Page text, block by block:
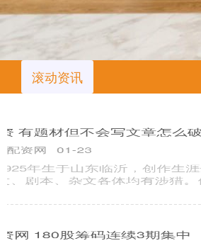
滚动资讯
盈为国际 江西坠塘案园长老公已被警
正规股票配资网站
12月23日下午4点，九江市澎湖湾幼儿园
塘盈为国际，事故造成8人死亡。据彭泽
优配痢略 民进党当局还在幻想依靠美国
独”邪教控制